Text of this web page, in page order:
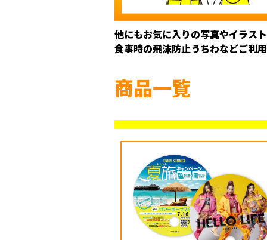
他にもお気に入りの写真やイラス
食事時の飛沫防止うちわなどご利
商品一覧